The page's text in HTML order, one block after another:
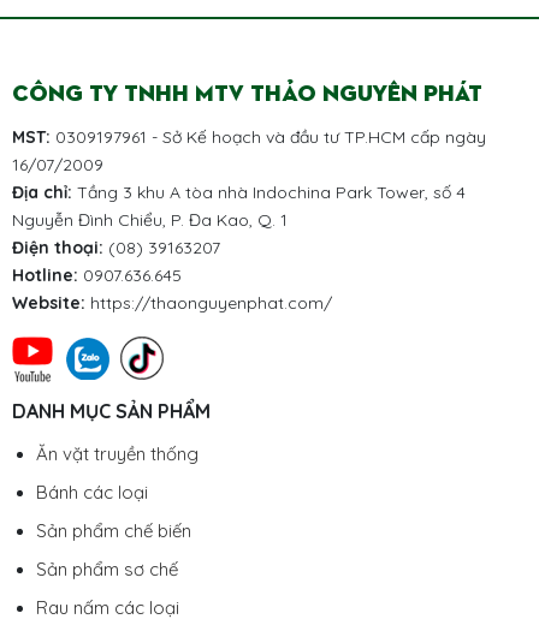
CÔNG TY TNHH MTV THẢO NGUYÊN PHÁT
MST: 0309197961 - Sở Kế hoạch và đầu tư TP.HCM cấp ngày
16/07/2009
Địa chỉ: Tầng 3 khu A tòa nhà Indochina Park Tower, số 4
Nguyễn Đình Chiểu, P. Đa Kao, Q. 1
Điện thoại: (08) 39163207
Hotline: 0907.636.645
Website: https://thaonguyenphat.com/
DANH MỤC SẢN PHẨM
Ăn vặt truyền thống
Bánh các loại
Sản phẩm chế biến
Sản phẩm sơ chế
Rau nấm các loại